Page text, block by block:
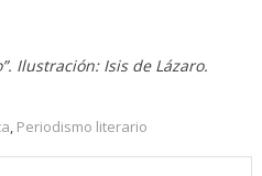
Ilustración: Isis de Lázaro.
Periodismo literario